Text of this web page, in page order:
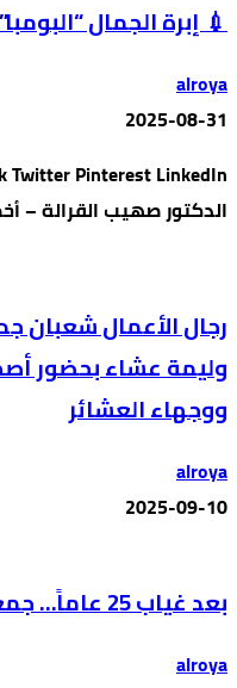
💉 إبرة الجمال
alroya
2025-08-31
الدكتور صهيب القرالة –
رجال الأعمال شعبان
وليمة عشاء بحضور
ووجهاء العشائر
alroya
2025-09-10
بعد غياب 25 عاماً… جمعتنا الصدفة
alroya